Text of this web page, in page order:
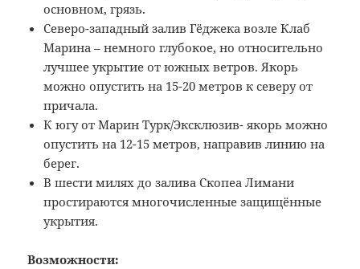
основном, грязь.
Северо-западный залив Гёджека возле Клаб
Марина – немного глубокое, но относительно
лучшее укрытие от южных ветров. Якорь
можно опустить на 15-20 метров к северу от
причала.
К югу от Марин Турк/Эксклюзив- якорь можно
опустить на 12-15 метров, направив линию на
берег.
В шести милях до залива Скопеа Лимани
простираются многочисленные защищённые
укрытия.
Возможности: